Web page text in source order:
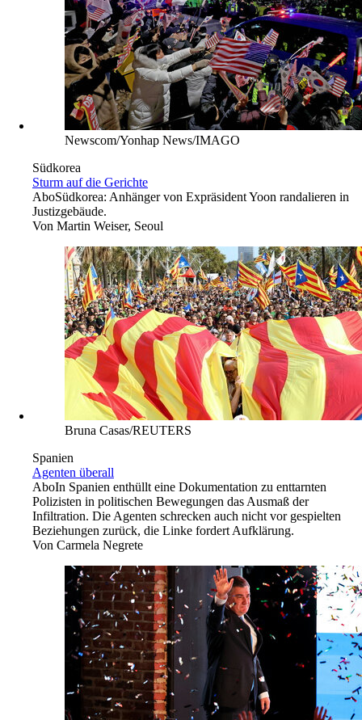
Newscom/Yonhap News/IMAGO
Südkorea
Sturm auf die Gerichte
AboSüdkorea: Anhänger von Expräsident Yoon randalieren in
Justizgebäude.
Von Martin Weiser, Seoul
Bruna Casas/REUTERS
Spanien
Agenten überall
AboIn Spanien enthüllt eine Dokumentation zu enttarnten
Polizisten in politischen Bewegungen das Ausmaß der
Infiltration. Die Agenten schrecken auch nicht vor gespielten
Beziehungen zurück, die Linke fordert Aufklärung.
Von Carmela Negrete